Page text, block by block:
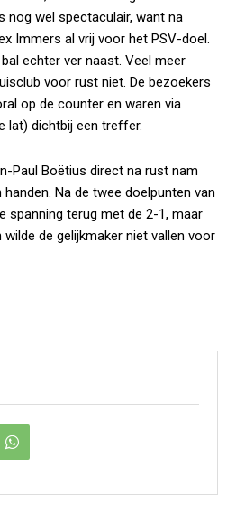
nog wel spectaculair, want na
Immers al vrij voor het PSV-doel.
echter ver naast. Veel meer
voor rust niet. De bezoekers
op de counter en waren via
lat) dichtbij een treffer.
Paul Boëtius direct na rust nam
Na de twee doelpunten van
spanning terug met de 2-1, maar
de gelijkmaker niet vallen voor